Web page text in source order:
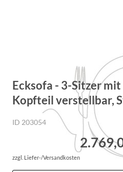
Ecksofa - 3-Sitzer
Kopfteil verstellbar,
ID 203054
zzgl. Liefer-/Versandkosten